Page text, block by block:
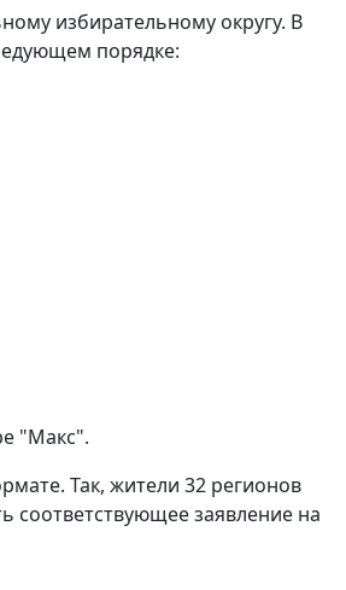
избирательному округу. В
порядке:
"Макс".
Так, жители 32 регионов
соответствующее заявление на